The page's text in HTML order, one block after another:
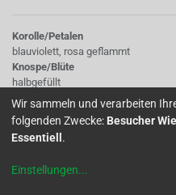
Korolle/Petalen
blauviolett, rosa geflammt
Knospe/Blüte
halbgefüllt
Wuchs
stehend
Home
Wir sammeln und verarbeiten
folgenden Zwecke: Besucher
Essentiell .
Einstellungen...